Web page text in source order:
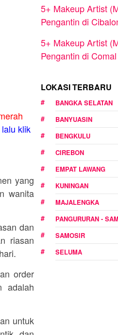
klik
yang
wanita
dan
riasan
order
adalah
untuk
5+ Makeup Artist
Pengantin di
5+ Makeup Artist
Pengantin di
LOKASI TERBARU
BANGKA SELATAN
BANYUASIN
BENGKULU
CIREBON
EMPAT LAWANG
KUNINGAN
MAJALENGKA
PANGURURAN -
SAMOSIR
SELUMA